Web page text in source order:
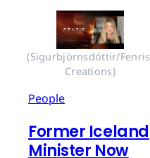
(Sigurbjörnsdóttir/Fenris
Creations)
People
Former Iceland
Minister Now